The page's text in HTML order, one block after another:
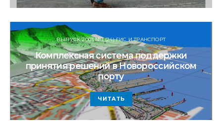
ВЫПУСК 2003 №1 (24) ГИС И ТРАНСПОРТ
Комплексная система поддержки
принятия решений в Новороссийском
порту
ЧИТАТЬ